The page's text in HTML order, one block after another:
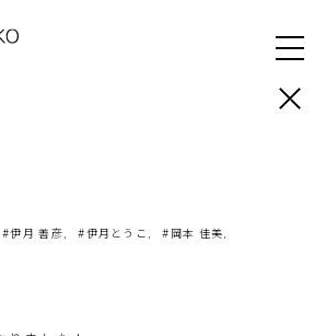
#伊月 善彦, #伊月とうこ, #岡本 佳美,